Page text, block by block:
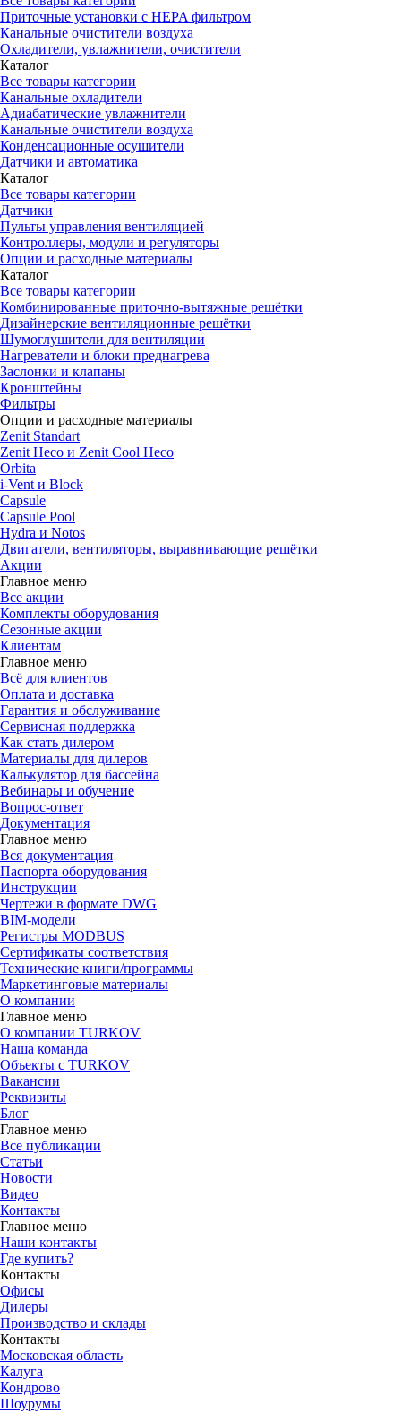
Приточные установки c HEPA фильтром
Канальные очистители воздуха
Охладители, увлажнители, очистители
Каталог
Все товары категории
Канальные охладители
Адиабатические увлажнители
Канальные очистители воздуха
Конденсационные осушители
Датчики и автоматика
Каталог
Все товары категории
Датчики
Пульты управления вентиляцией
Контроллеры, модули и регуляторы
Опции и расходные материалы
Каталог
Все товары категории
Комбинированные приточно-вытяжные решётки
Дизайнерские вентиляционные решётки
Шумоглушители для вентиляции
Нагреватели и блоки преднагрева
Заслонки и клапаны
Кронштейны
Фильтры
Опции и расходные материалы
Zenit Standart
Zenit Heco и Zenit Cool Heco
Orbita
i-Vent и Block
Capsule
Capsule Pool
Hydra и Notos
Двигатели, вентиляторы, выравнивающие решётки
Акции
Главное меню
Все акции
Комплекты оборудования
Сезонные акции
Клиентам
Главное меню
Всё для клиентов
Оплата и доставка
Гарантия и обслуживание
Сервисная поддержка
Как стать дилером
Материалы для дилеров
Калькулятор для бассейна
Вебинары и обучение
Вопрос-ответ
Документация
Главное меню
Вся документация
Паспорта оборудования
Инструкции
Чертежи в формате DWG
BIM-модели
Регистры MODBUS
Сертификаты соответствия
Технические книги/программы
Маркетинговые материалы
О компании
Главное меню
О компании TURKOV
Наша команда
Объекты с TURKOV
Вакансии
Реквизиты
Блог
Главное меню
Все публикации
Статьи
Новости
Видео
Контакты
Главное меню
Наши контакты
Где купить?
Контакты
Офисы
Дилеры
Производство и склады
Контакты
Московская область
Калуга
Кондрово
Шоурумы